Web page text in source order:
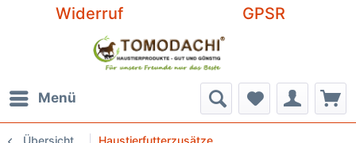
Widerruf GPSR
Menü
Übersicht Haustierfutterzusätze